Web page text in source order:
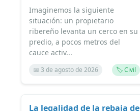
Imaginemos la siguiente
situación: un propietario
ribereño levanta un cerco en su
predio, a pocos metros del
cauce activ...
📅 3 de agosto de 2026 🏷️ Civil
La legalidad de la rebaja de